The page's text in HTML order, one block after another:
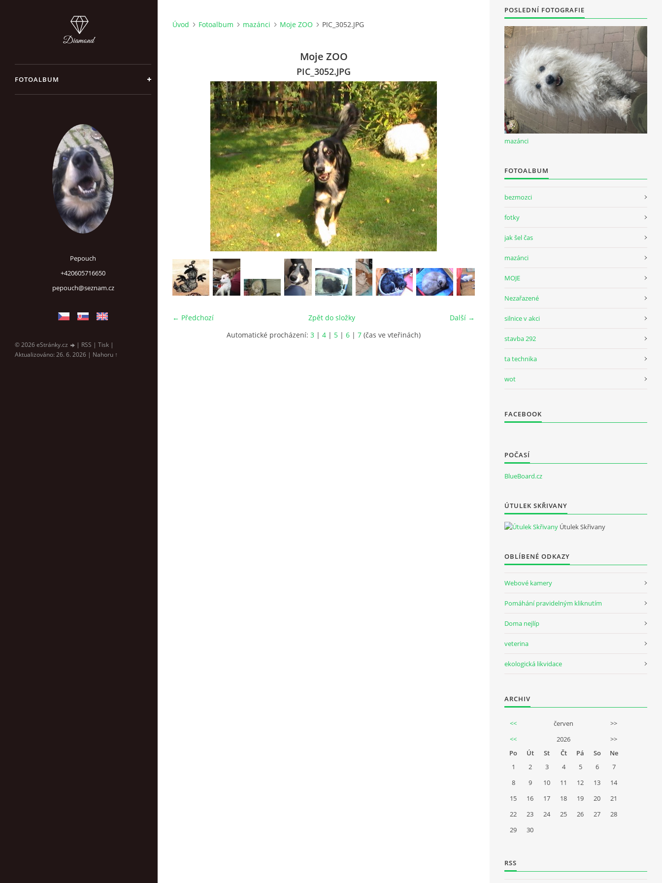
FOTOALBUM
Pepouch
+420605716650
pepouch@seznam.cz
© 2026 eStránky.cz | RSS | Tisk |
Aktualizováno: 26. 6. 2026 | Nahoru ↑
Úvod Fotoalbum mazánci Moje ZOO PIC_3052.JPG
Moje ZOO
PIC_3052.JPG
← Předchozí Další →
Zpět do složky
Automatické procházení: 3 | 4 | 5 | 6 | 7 (čas ve vteřinách)
POSLEDNÍ FOTOGRAFIE
mazánci
FOTOALBUM
bezmozci
fotky
jak šel čas
mazánci
MOJE
Nezařazené
silnice v akci
stavba 292
ta technika
wot
FACEBOOK
POČASÍ
BlueBoard.cz
ÚTULEK SKŘIVANY
Útulek Skřivany
OBLÍBENÉ ODKAZY
Webové kamery
Pomáhání pravidelným kliknutím
Doma nejlíp
veterina
ekologická likvidace
ARCHIV
<< červen
>>
<<
2026
>>
Po
Út St Čt Pá So
Ne
1
2 3 4 5 6
7
8
9 10 11 12 13
14
15
16 17 18 19 20
21
22
23 24 25 26 27
28
29
30
RSS